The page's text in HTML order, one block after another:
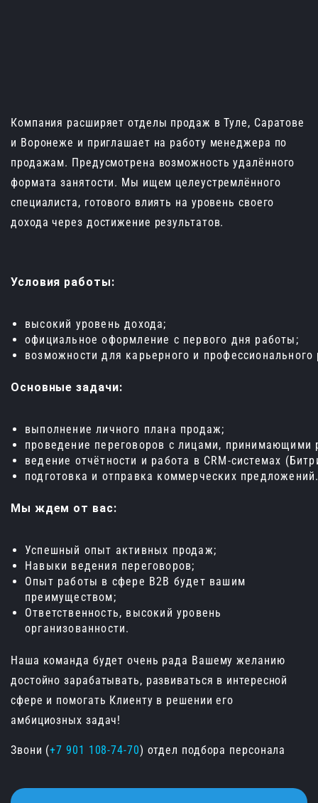
Компания расширяет отделы продаж в Туле, Саратове
и Воронеже и приглашает на работу менеджера по
продажам. Предусмотрена возможность удалённого
формата занятости. Мы ищем целеустремлённого
специалиста, готового влиять на уровень своего
дохода через достижение результатов.
Условия работы:
высокий уровень дохода;
официальное оформление с первого дня работы;
возможности для карьерного и профессионального
Основные задачи:
выполнение личного плана продаж;
проведение переговоров с лицами,
ведение отчётности и работа в CRM‑системах
подготовка и отправка коммерческих
Мы ждем от вас:
Успешный опыт активных продаж;
Навыки ведения переговоров;
Опыт работы в сфере B2B будет вашим
преимуществом;
Ответственность, высокий уровень
организованности.
Наша команда будет очень рада Вашему желанию
достойно зарабатывать, развиваться в интересной
сфере и помогать Клиенту в решении его
амбициозных задач!
Звони (+7 901 108-74-70) отдел подбора персонала